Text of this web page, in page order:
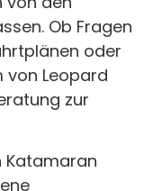
Ob Fragen
oder
von Leopard
zur
Katamaran